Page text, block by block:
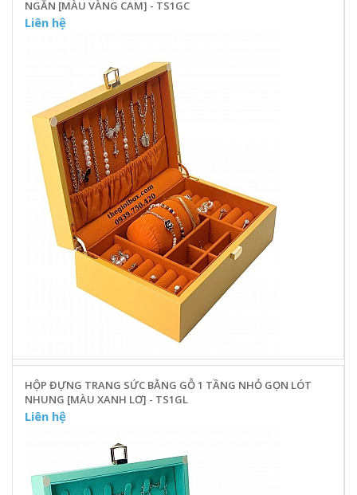
NGĂN [MÀU VÀNG CAM] - TS1GC
Liên hệ
HỘP ĐỰNG TRANG SỨC BẰNG GỖ 1 TẦNG NHỎ GỌN LÓT
NHUNG [MÀU XANH LƠ] - TS1GL
Liên hệ